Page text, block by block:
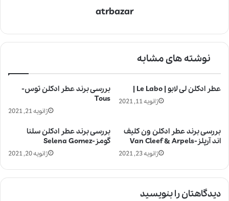
atrbazar
نوشته های مشابه
بررسی برند عطر ادکلن توس-
Tous
ژانویه 21, 2021
عطر ادکلن لی لابو | Le Labo |
ژانویه 11, 2021
بررسی برند عطر ادکلن سلنا
گومز-Selena Gomez
ژانویه 20, 2021
بررسی برند عطر ادکلن ون کلیف
اند آرپلز-Van Cleef & Arpels
ژانویه 23, 2021
دیدگاهتان را بنویسید